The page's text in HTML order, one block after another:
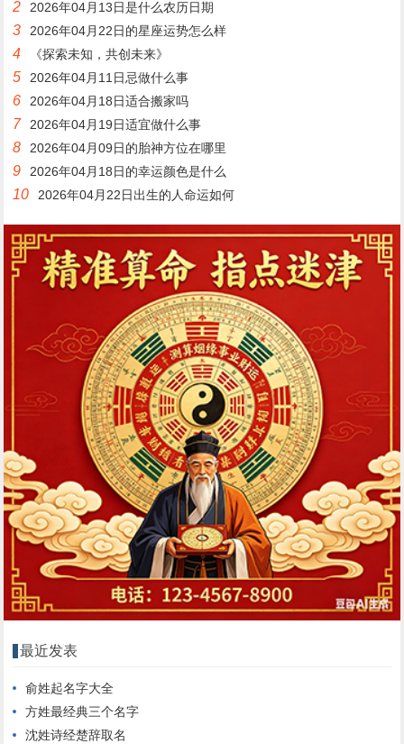
2 2026年04月13日是什么农历日期
3 2026年04月22日的星座运势怎么样
4 《探索未知，共创未来》
5 2026年04月11日忌做什么事
6 2026年04月18日适合搬家吗
7 2026年04月19日适宜做什么事
8 2026年04月09日的胎神方位在哪里
9 2026年04月18日的幸运颜色是什么
10 2026年04月22日出生的人命运如何
最近发表
俞姓起名字大全
方姓最经典三个名字
沈姓诗经楚辞取名